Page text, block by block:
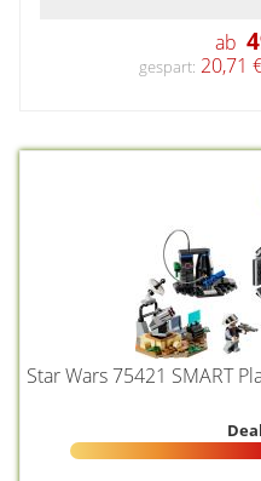
ab
gespart: 20,71
Star Wars 75421 SMART